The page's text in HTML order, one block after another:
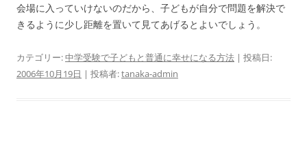
会場に入っていけないのだから、子どもが自分で問題を解決で
きるように少し距離を置いて見てあげるとよいでしょう。
カテゴリー:中学受験で子どもと普通に幸せになる方法 | 投稿日:
2006年10月19日 | 投稿者:tanaka-admin